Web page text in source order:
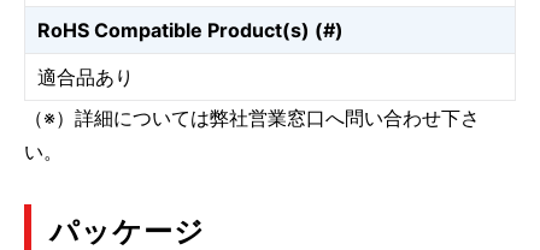
RoHS Compatible Product(s) (#)
適合品あり
（※）詳細については弊社営業窓口へ問い合わせ下さ
い。
パッケージ